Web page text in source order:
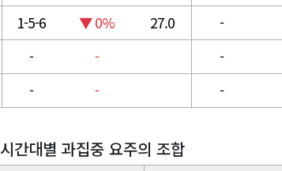
1-5-6 ▼ 0% 27.0 -
- - -
- - -
시간대별 과집중 요주의 조합